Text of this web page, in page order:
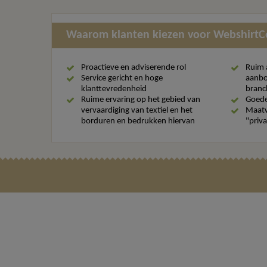
Waarom klanten kiezen voor
Proactieve en adviserende rol
Service gericht en hoge
klanttevredenheid
Ruime ervaring op het gebied van
vervaardiging van textiel en het
borduren en bedrukken hiervan
Ruim